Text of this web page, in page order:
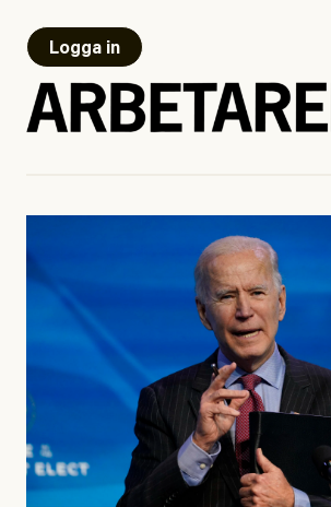
Logga in